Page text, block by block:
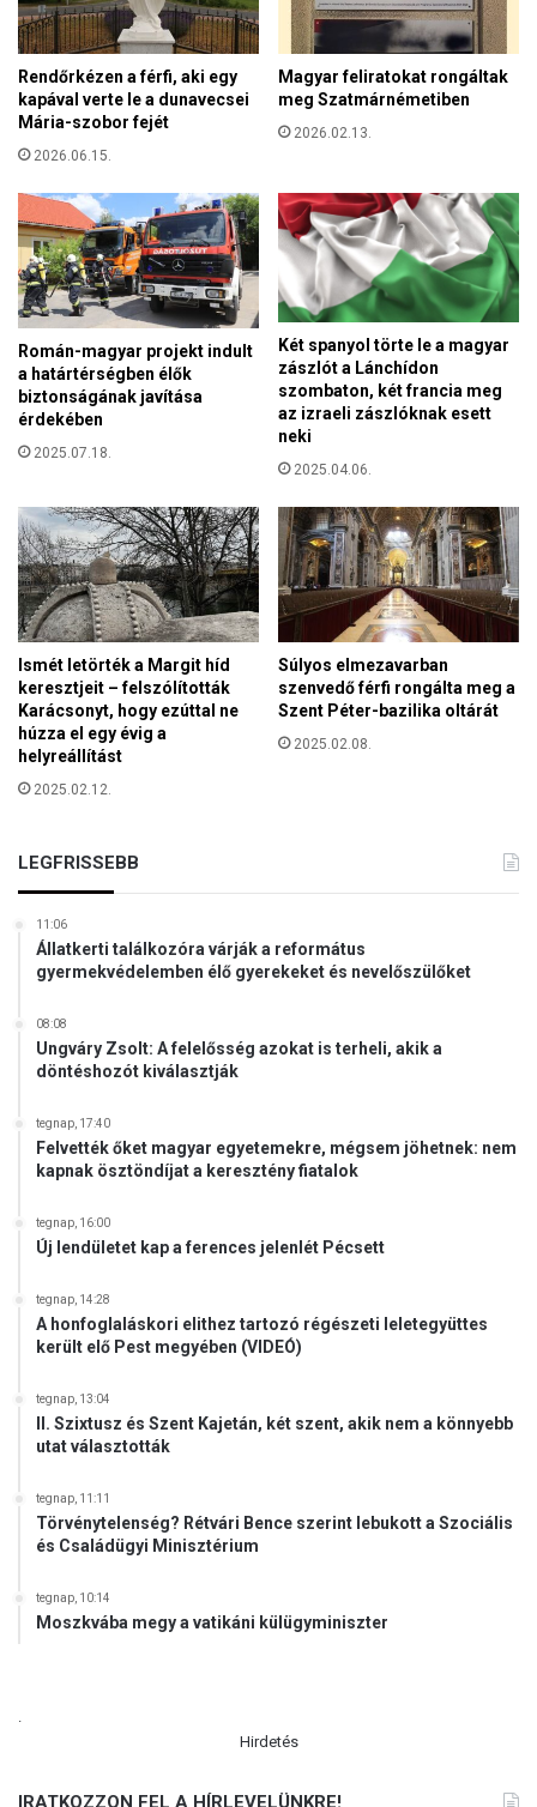
d
n
a
k
r
a
v
i
l
á
g
ö
s
s
z
e
a
z
d
a
s
á
g
i
e
r
k
p
o
n
h
l
u
n
k
k
i
y
m
á
s
é
r
t
–
a
k
v
e
k
f
o
g
n
a
k
m
e
g
ó
l
Rendőrkézen a férfi, aki egy
kapával verte le a dunavecsei
Mária-szobor fejét
2026.06.15.
Magyar feliratokat rongáltak
meg Szatmárnémetiben
2026.02.13.
Román-magyar projekt indult
a határtérségben élők
biztonságának javítása
érdekében
2025.07.18.
Két spanyol törte le a magyar
zászlót a Lánchídon
szombaton, két francia meg
az izraeli zászlóknak esett
neki
2025.04.06.
Ismét letörték a Margit híd
keresztjeit – felszólították
Karácsonyt, hogy ezúttal ne
húzza el egy évig a
helyreállítást
2025.02.12.
Súlyos elmezavarban
szenvedő férfi rongálta meg a
Szent Péter-bazilika oltárát
2025.02.08.
LEGFRISSEBB
11:06
Állatkerti találkozóra várják a református
gyermekvédelemben élő gyerekeket és nevelőszülőket
08:08
Ungváry Zsolt: A felelősség azokat is terheli, akik a
döntéshozót kiválasztják
tegnap, 17:40
Felvették őket magyar egyetemekre, mégsem jöhetnek: nem
kapnak ösztöndíjat a keresztény fiatalok
tegnap, 16:00
Új lendületet kap a ferences jelenlét Pécsett
tegnap, 14:28
A honfoglaláskori elithez tartozó régészeti leletegyüttes
került elő Pest megyében (VIDEÓ)
tegnap, 13:04
II. Szixtusz és Szent Kajetán, két szent, akik nem a könnyebb
utat választották
tegnap, 11:11
Törvénytelenség? Rétvári Bence szerint lebukott a Szociális
és Családügyi Minisztérium
tegnap, 10:14
Moszkvába megy a vatikáni külügyminiszter
.
Hirdetés
IRATKOZZON FEL A HÍRLEVELÜNKRE!